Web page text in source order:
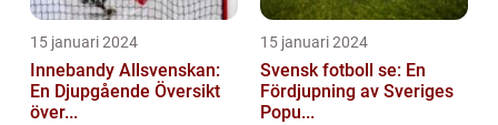
15 januari 2024
Innebandy Allsvenskan:
En Djupgående Översikt
över...
15 januari 2024
Svensk fotboll se: En
Fördjupning av Sveriges
Popu...